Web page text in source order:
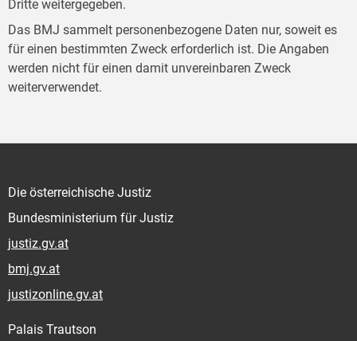
Dritte weitergegeben.
Das BMJ sammelt personenbezogene Daten nur, soweit es
für einen bestimmten Zweck erforderlich ist. Die Angaben
werden nicht für einen damit unvereinbaren Zweck
weiterverwendet.
Die österreichische Justiz
Bundesministerium für Justiz
justiz.gv.at
bmj.gv.at
justizonline.gv.at
Palais Trautson